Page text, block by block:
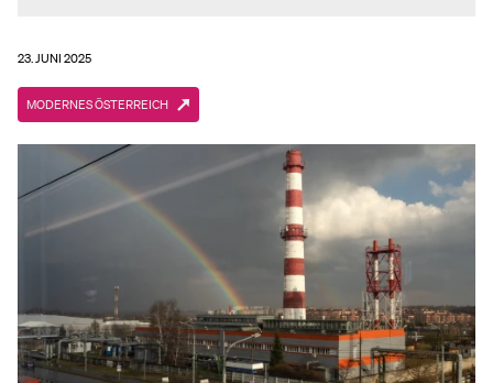
23. JUNI 2025
MODERNES ÖSTERREICH